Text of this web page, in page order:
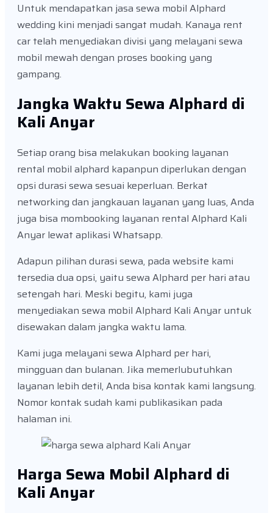
Untuk mendapatkan jasa sewa mobil Alphard
wedding kini menjadi sangat mudah. Kanaya rent
car telah menyediakan divisi yang melayani sewa
mobil mewah dengan proses booking yang
gampang.
Jangka Waktu Sewa Alphard di
Kali Anyar
Setiap orang bisa melakukan booking layanan
rental mobil alphard kapanpun diperlukan dengan
opsi durasi sewa sesuai keperluan. Berkat
networking dan jangkauan layanan yang luas, Anda
juga bisa mombooking layanan rental Alphard Kali
Anyar lewat aplikasi Whatsapp.
Adapun pilihan durasi sewa, pada website kami
tersedia dua opsi, yaitu sewa Alphard per hari atau
setengah hari. Meski begitu, kami juga
menyediakan sewa mobil Alphard Kali Anyar untuk
disewakan dalam jangka waktu lama.
Kami juga melayani sewa Alphard per hari,
mingguan dan bulanan. Jika memerlubutuhkan
layanan lebih detil, Anda bisa kontak kami langsung.
Nomor kontak sudah kami publikasikan pada
halaman ini.
Harga Sewa Mobil Alphard di
Kali Anyar